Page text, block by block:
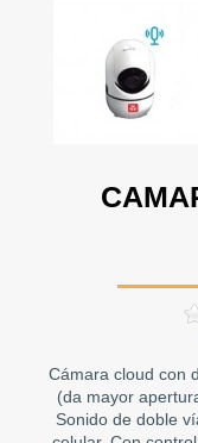
Cámara cloud con
(da mayor
Sonido de doble